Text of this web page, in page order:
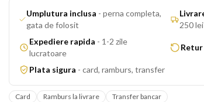
Umplutura inclusa -perna completa,
gata de folosit
250 lei
Expediere rapida - 1-2 zile
lucratoare
Plata sigura - card, ramburs, transfer
Card Ramburs la livrare
Transfer bancar